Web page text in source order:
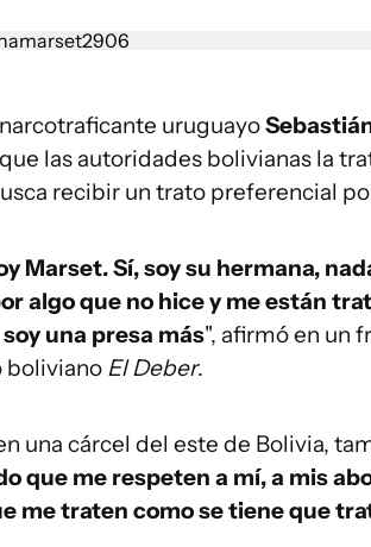
uruguayo
las autoridades bolivianas la
recibir un trato preferencial
Marset. Sí, soy su hermana,
algo que no hice y me están
una presa más", afirmó en un
boliviano El Deber.
una cárcel del este de Bolivia,
que me respeten a mí, a mis
me traten como se tiene que